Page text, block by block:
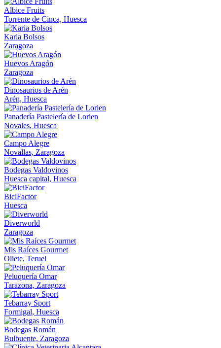
Albice Fruits
Torrente de Cinca, Huesca
Karia Bolsos
Zaragoza
Huevos Aragón
Zaragoza
Dinosaurios de Arén
Arén, Huesca
Panadería Pastelería de Lorien
Novales, Huesca
Campo Alegre
Novallas, Zaragoza
Bodegas Valdovinos
Huesca capital, Huesca
BiciFactor
Huesca
Diverworld
Zaragoza
Mis Raíces Gourmet
Oliete, Teruel
Peluquería Omar
Tarazona, Zaragoza
Tebarray Sport
Formigal, Huesca
Bodegas Román
Bulbuente, Zaragoza